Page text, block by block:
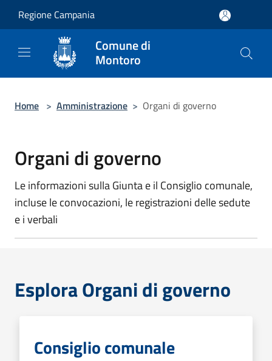
Regione Campania
Comune di
Montoro
Home > Amministrazione > Organi di governo
Organi di governo
Le informazioni sulla Giunta e il Consiglio comunale,
incluse le convocazioni, le registrazioni delle sedute
e i verbali
Esplora Organi di governo
Consiglio comunale